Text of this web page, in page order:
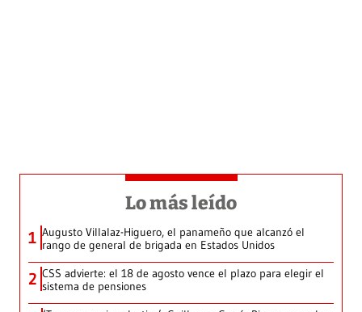
Lo más leído
1 Augusto Villalaz-Higuero, el panameño que alcanzó el
rango de general de brigada en Estados Unidos
2 CSS advierte: el 18 de agosto vence el plazo para elegir el
sistema de pensiones